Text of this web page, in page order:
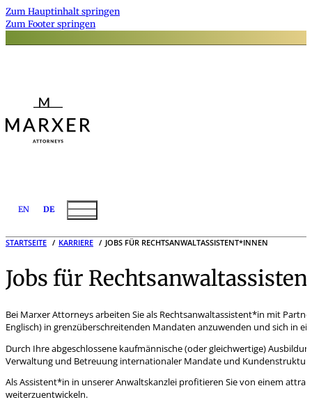
Zum Hauptinhalt springen
Zum Footer springen
EN DE
STARTSEITE KARRIERE JOBS FÜR RECHTSANWALTASSISTENT*INNEN
Jobs für
Bei Marxer Attorneys arbeiten Sie als Rechtsanwaltassistent*in mit
Englisch) in grenzüberschreitenden Mandaten anzuwenden und sich in
Durch Ihre abgeschlossene kaufmännische (oder gleichwertige)
Verwaltung und Betreuung internationaler Mandate und
Als Assistent*in in unserer Anwaltskanzlei profitieren Sie von einem
weiterzuentwickeln.